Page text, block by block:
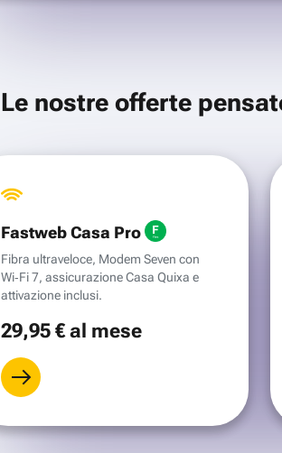
Le nostre offerte
Fastweb Casa Pro
Fibra ultraveloce, Modem Seven con
Wi‑Fi 7, assicurazione Casa Quixa e
attivazione inclusi.
29,95 €al mese